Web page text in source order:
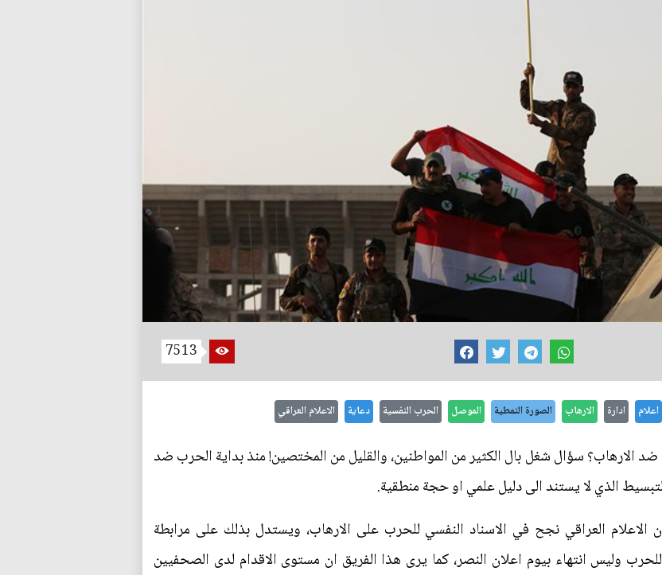
7513
اعلام ادارة الارهاب الصورة النمطية الموصل الحرب النفسية دعاية الاعلام العراقي
الارهاب؟ سؤال شغل بال الكثير من المواطنين، والقليل من المختصين! منذ بداية الحرب ضد
الذي لا يستند الى دليل علمي او حجة منطقية.
العراقي نجح في الاسناد النفسي للحرب على الارهاب، ويستدل بذلك على مرابطة
وليس انتهاء بيوم اعلان النصر، كما يرى هذا الفريق ان مستوى الاقدام لدى الصحفيين